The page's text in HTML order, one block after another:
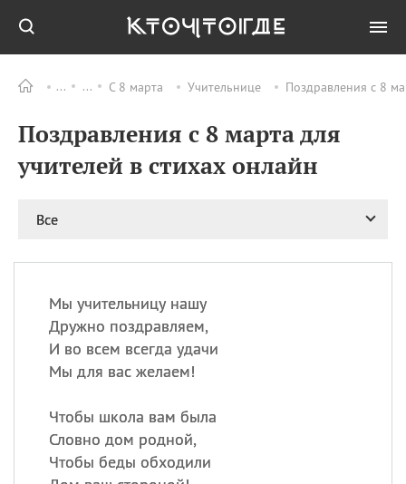
С 8 марта Учительнице Поздравления с 8
Поздравления с 8 марта для
учителей в стихах онлайн
Все
Мы учительницу нашу
Дружно поздравляем,
И во всем всегда удачи
Мы для вас желаем!
Чтобы школа вам была
Словно дом родной,
Чтобы беды обходили
ПРАЗДНИКИ Все
08.08
День «Счастье
случается» (Happiness
Happens Day)
великомученика
09.08
ИМЕНА